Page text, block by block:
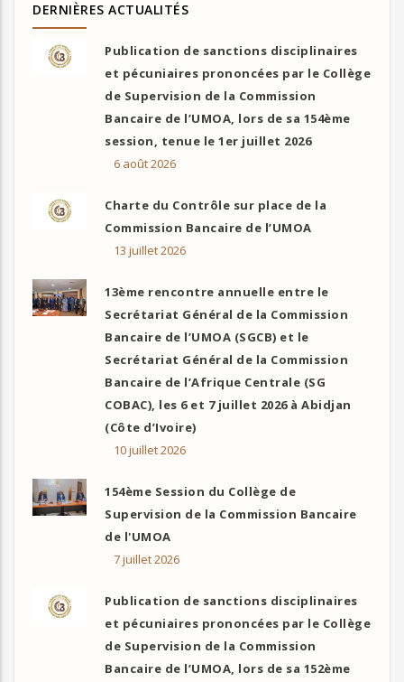
DERNIÈRES ACTUALITÉS
Publication de sanctions disciplinaires
et pécuniaires prononcées par le Collège
de Supervision de la Commission
Bancaire de l’UMOA, lors de sa 154ème
session, tenue le 1er juillet 2026
6 août 2026
Charte du Contrôle sur place de la
Commission Bancaire de l’UMOA
13 juillet 2026
13ème rencontre annuelle entre le
Secrétariat Général de la Commission
Bancaire de l’UMOA (SGCB) et le
Secrétariat Général de la Commission
Bancaire de l’Afrique Centrale (SG
COBAC), les 6 et 7 juillet 2026 à Abidjan
(Côte d’Ivoire)
10 juillet 2026
154ème Session du Collège de
Supervision de la Commission Bancaire
de l'UMOA
7 juillet 2026
Publication de sanctions disciplinaires
et pécuniaires prononcées par le Collège
de Supervision de la Commission
Bancaire de l’UMOA, lors de sa 152ème